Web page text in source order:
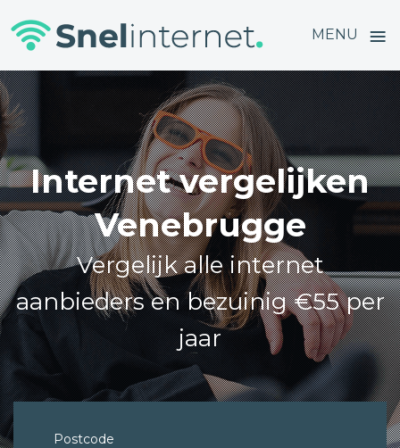
MENU ≡
Skip
to
content
Internet vergelijken
Venebrugge
Vergelijk alle internet
aanbieders en bezuinig €55 per
jaar
Postcode